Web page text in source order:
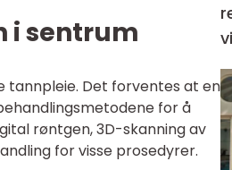
i sentrum
tannpleie. Det forventes at en
for å
røntgen, 3D-skanning av
for visse prosedyrer.